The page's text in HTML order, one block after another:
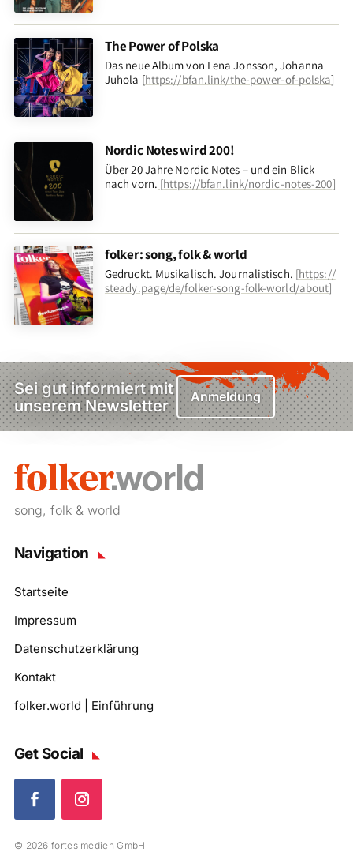
The Power of Polska
Das neue Album von Lena Jonsson, Johanna
Juhola [https://bfan.link/the-power-of-polska]
Nordic Notes wird 200!
Über 20 Jahre Nordic Notes – und ein Blick
nach vorn. [https://bfan.link/nordic-notes-200]
folker: song, folk & world
Gedruckt. Musikalisch. Journalistisch. [https://
steady.page/de/folker-song-folk-world/about]
Sei gut informiert mit
unserem Newsletter
Anmeldung
song, folk & world
Navigation
Startseite
Impressum
Datenschutzerklärung
Kontakt
folker.world | Einführung
Get Social
© 2026 fortes medien GmbH